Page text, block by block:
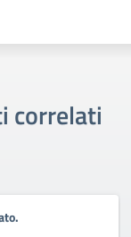
correlati